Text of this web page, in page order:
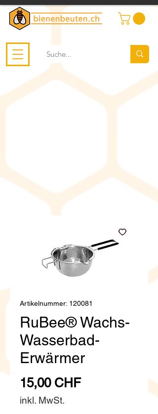
Artikelnummer: 120081
RuBee® Wachs-
Wasserbad-
Erwärmer
15,00 CHFPreis
inkl. MwSt.